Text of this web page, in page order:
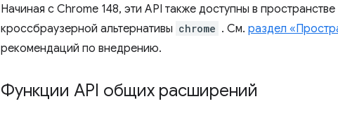
Начиная с Chrome 148, эти API также доступны в
кроссбраузерной альтернативы chrome . См. раздел
рекомендаций по внедрению.
Функции API общих расширений